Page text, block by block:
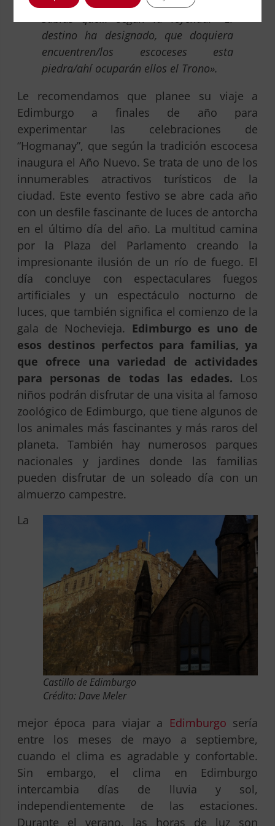
Sabias que… según la leyenda: «El
destino ha designado, que doquiera
encuentren/los escoceses esta
piedra/ahí ocuparán ellos el Trono».
Le recomendamos que planee su viaje a
Edimburgo a finales de año para
experimentar las celebraciones de
“Hogmanay”, que según la tradición escocesa
inaugura el Año Nuevo. Se trata de uno de los
innumerables atractivos turísticos de la
ciudad. Este evento festivo se abre cada año
con un desfile fascinante de luces de antorcha
en el último día del año. La multitud camina
por la Plaza del Parlamento creando la
impresionante ilusión de un río de fuego. El
día concluye con espectaculares fuegos
artificiales y un espectáculo nocturno de
luces, que también significa el comienzo de la
gala de Nochevieja.
Edimburgo es uno de
esos destinos perfectos para familias, ya
que ofrece una variedad de actividades
para personas de todas las edades. Los
niños podrán disfrutar de una visita al famoso
zoológico de Edimburgo, que tiene algunos de
los animales más fascinantes y más raros del
planeta. También hay numerosos parques
nacionales y jardines donde las familias
pueden disfrutar de un soleado día con un
almuerzo campestre.
Castillo de Edimburgo
Crédito: Dave Meler
La
mejor época para viajar a Edimburgo sería
entre los meses de mayo a septiembre,
cuando el clima es agradable y confortable.
Sin embargo, el clima en Edimburgo
intercambia días de lluvia y sol,
independientemente de las estaciones.
Durante el verano, las horas de luz son